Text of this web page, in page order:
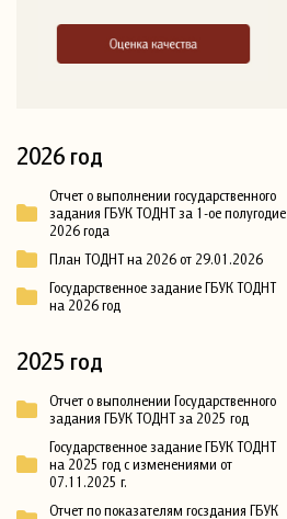
2026 год
Отчет о выполнении государственного
задания ГБУК ТОДНТ за 1-ое полугодие
2026 года
План ТОДНТ на 2026 от 29.01.2026
Государственное задание ГБУК ТОДНТ
на 2026 год
2025 год
Отчет о выполнении Государственного
задания ГБУК ТОДНТ за 2025 год
Государственное задание ГБУК ТОДНТ
на 2025 год с изменениями от
07.11.2025 г.
Отчет по показателям госздания ГБУК